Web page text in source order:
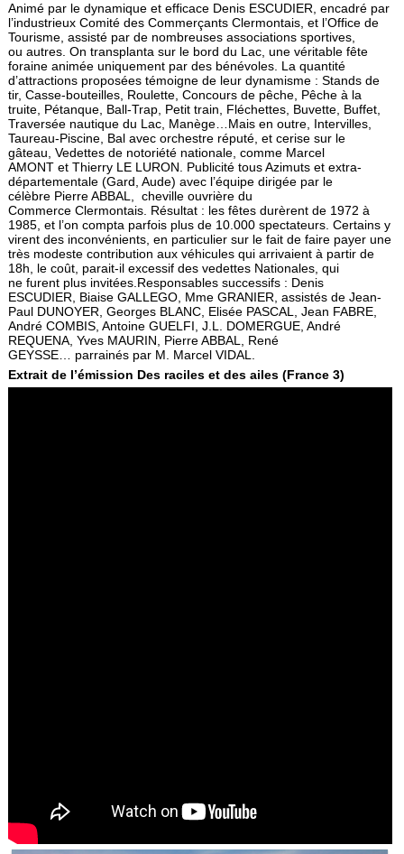
Animé par le dynamique et efficace Denis ESCUDIER, encadré par
l’industrieux Comité des Commerçants Clermontais, et l’Office de
Tourisme, assisté par de nombreuses associations sportives,
ou autres. On transplanta sur le bord du Lac, une véri­table fête
foraine animée uniquement par des béné­voles. La quantité
d’attractions proposées témoigne de leur dynamisme : Stands de
tir, Casse-bouteilles, Roulette, Concours de pêche, Pêche à la
truite, Pétanque, Ball-Trap, Petit train, Fléchettes, Buvette, Buffet,
Traversée nautique du Lac, Manège…Mais en outre, Intervilles,
Taureau-Piscine, Bal avec orchestre réputé, et cerise sur le
gâteau, Vedettes de notoriété nationale, comme Marcel
AMONT et Thierry LE LURON. Publicité tous Azimuts et extra-
départementale (Gard, Aude) avec l’équipe dirigée par le
célèbre Pierre ABBAL, cheville ouvrière du
Commerce Clermontais. Résultat : les fêtes durèrent de 1972 à
1985, et l’on compta parfois plus de 10.000 spectateurs. Certains y
virent des inconvénients, en particulier sur le fait de faire payer une
très modeste contribution aux véhicules qui arrivaient à partir de
18h, le coût, parait-il excessif des vedettes Nationales, qui
ne furent plus invitées.Responsables successifs : Denis
ESCUDIER, Biaise GALLEGO, Mme GRANIER, assistés de Jean-
Paul DUNOYER, Georges BLANC, Elisée PASCAL, Jean FABRE,
André COMBIS, Antoine GUELFI, J.L. DOMERGUE, André
REQUENA, Yves MAURIN, Pierre ABBAL, René
GEYSSE… parrainés par M. Marcel VIDAL.
Extrait de l’émission Des raciles et des ailes (France 3)